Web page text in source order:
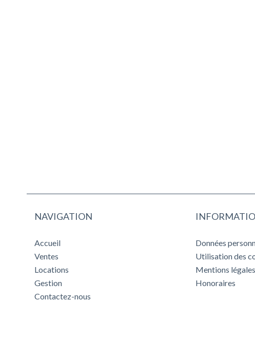
NAVIGATION
Accueil
Ventes
Locations
Gestion
Contactez-nous
Données
Utilisation des
Mentions légales
Honoraires